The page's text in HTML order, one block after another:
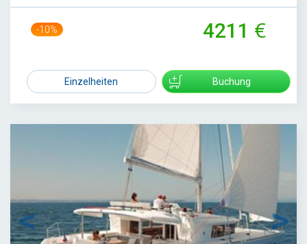
-10% 4211
Einzelheiten Buchung